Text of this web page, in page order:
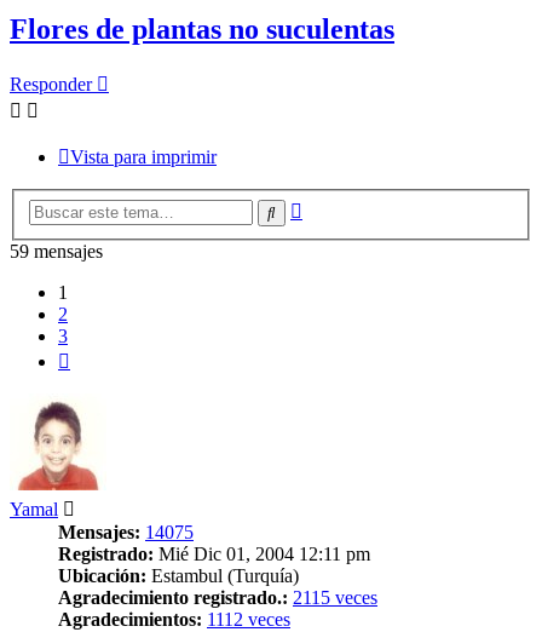
Flores de plantas no suculentas
Responder
Vista para imprimir
Buscar
59 mensajes
1
2
3
Yamal
Mensajes: 14075
Registrado: Mié Dic 01, 2004 12:11 pm
Ubicación: Estambul (Turquía)
Agradecimiento registrado.: 2115 veces
Agradecimientos: 1112 veces